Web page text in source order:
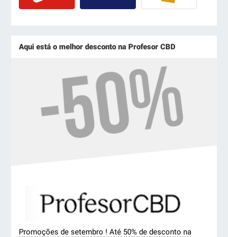
Aqui está o melhor desconto na Profesor CBD
Promoções de setembro ! Até 50% de desconto na